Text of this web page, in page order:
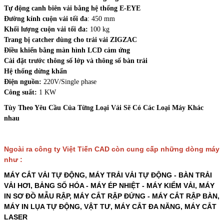
Tự động canh biên vải bằng hệ thống E-EYE
Đường kính cuộn vải tối đa: 450 mm
Khối lượng cuộn vải tối đa: 100 kg
Trang bị catcher dùng cho trải vải ZIGZAC
Điều khiển bằng màn hình LCD cảm ứng
Cài đặt trước thông số lớp và thông số bàn trải
Hệ thống dừng khẩn
Điện nguồn: 220V/Single phase
Công suất: 1 KW
Tùy Theo Yêu Cầu Của Từng Loại Vải Sẽ Có Các Loại Máy Khác
nhau
Ngoài ra công ty Việt Tiến CAD còn cung cấp những dòng máy
như :
MÁY CẮT VẢI TỰ ĐỘNG, MÁY TRẢI VẢI TỰ ĐỘNG - BÀN TRẢI
VẢI HƠI, BẢNG SỐ HÓA - MÁY ÉP NHIỆT - MÁY KIỂM VẢI, MÁY
IN SƠ ĐỒ MẪU RẬP, MÁY CẮT RẬP ĐỨNG - MÁY CẮT RẬP BÀN,
MÁY IN LỤA TỰ ĐỘNG, VẬT TƯ, MÁY CẮT ĐA NĂNG, MÁY CẮT
LASER